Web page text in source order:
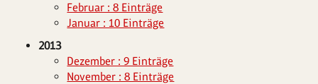
Februar : 8 Einträge
Januar : 10 Einträge
2013
Dezember : 9 Einträge
November : 8 Einträge